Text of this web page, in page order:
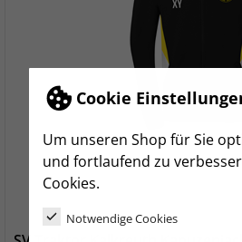
Cookie
Um unseren Shop für Sie
und fortlaufend zu
Cookies.
Notwendige Cookies